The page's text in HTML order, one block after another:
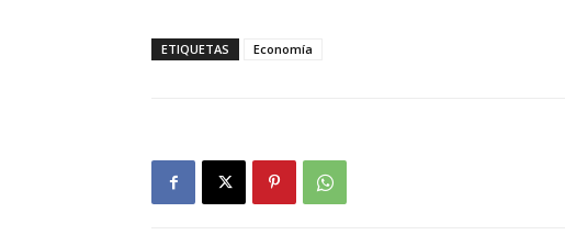
ETIQUETAS Economía